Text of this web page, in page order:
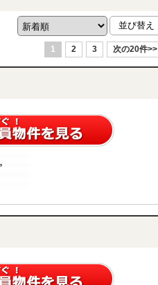
1 2 3 次の20件>>